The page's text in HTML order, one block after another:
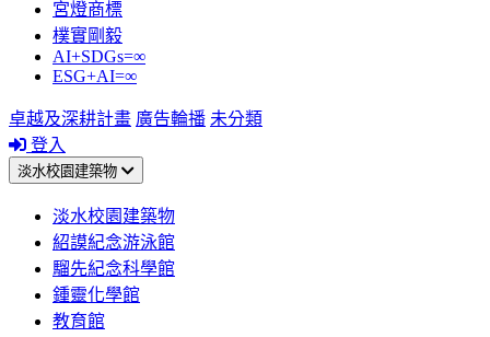
宮燈商標
樸實剛毅
AI+SDGs=∞
ESG+AI=∞
卓越及深耕計畫 廣告輪播 未分類
登入
淡水校園建築物
淡水校園建築物
紹謨紀念游泳館
騮先紀念科學館
鍾靈化學館
教育館